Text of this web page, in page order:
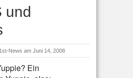
und
1st-News am Juni 14, 2008
Ein